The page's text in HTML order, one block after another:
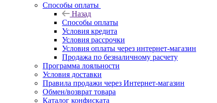
Способы оплаты
Назад
Способы оплаты
Условия кредита
Условия рассрочки
Условия оплаты через интернет-магазин
Продажа по безналичному расчету
Программа лояльности
Условия доставки
Правила продажи через Интернет-магазин
Обмен/возврат товара
Каталог конфиската